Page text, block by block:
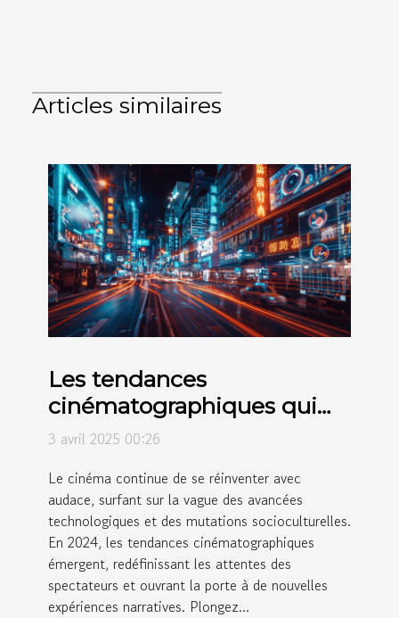
Articles similaires
Les tendances
cinématographiques qui
façonnent 2024
3 avril 2025 00:26
Le cinéma continue de se réinventer avec
audace, surfant sur la vague des avancées
technologiques et des mutations socioculturelles.
En 2024, les tendances cinématographiques
émergent, redéfinissant les attentes des
spectateurs et ouvrant la porte à de nouvelles
expériences narratives. Plongez...